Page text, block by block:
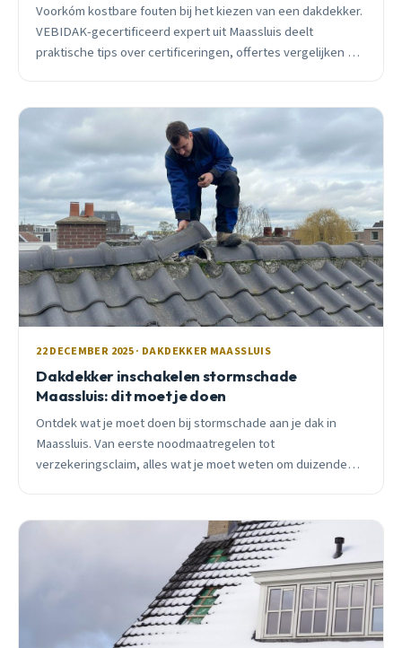
Voorkóm kostbare fouten bij het kiezen van een dakdekker.
VEBIDAK-gecertificeerd expert uit Maassluis deelt
praktische tips over certificeringen, offertes vergelijken en
22 DECEMBER 2025 · DAKDEKKER MAASSLUIS
Dakdekker inschakelen stormschade
Maassluis: dit moet je doen
Ontdek wat je moet doen bij stormschade aan je dak in
Maassluis. Van eerste noodmaatregelen tot
verzekeringsclaim, alles wat je moet weten om duizenden